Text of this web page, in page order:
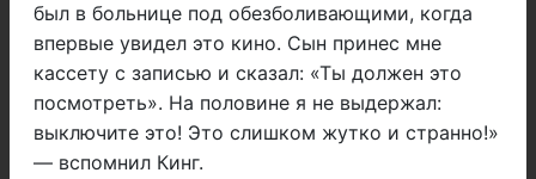
был в больнице под обезболивающими, когда
впервые увидел это кино. Сын принес мне
кассету с записью и сказал: «Ты должен это
посмотреть». На половине я не выдержал:
выключите это! Это слишком жутко и странно!»
— вспомнил Кинг.